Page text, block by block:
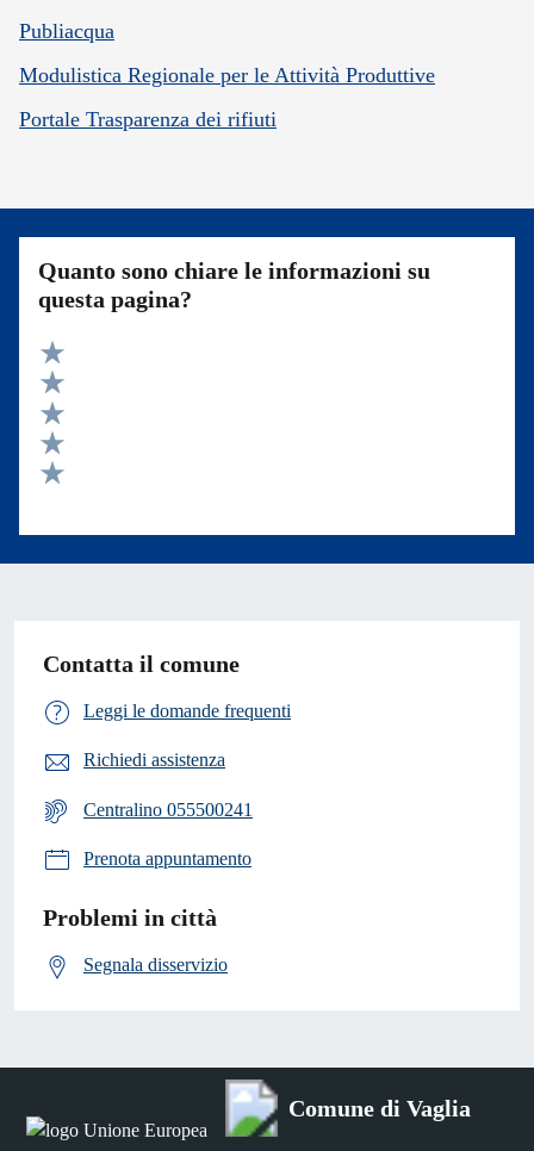
Publiacqua
Modulistica Regionale per le Attività Produttive
Portale Trasparenza dei rifiuti
Quanto sono chiare le informazioni su
questa pagina?
Valuta 5 stelle su 5
Valuta 4 stelle su 5
Valuta 3 stelle su 5
Valuta 2 stelle su 5
Contatta il comune
Leggi le domande frequenti
Richiedi assistenza
Centralino 055500241
Prenota appuntamento
Problemi in città
Segnala disservizio
Comune di Vaglia